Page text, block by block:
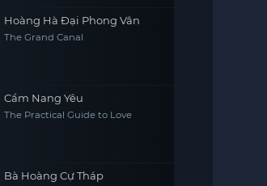
Cuộc Chiến Tương
Hoàng Hà Đại Phong Vân
The Grand Canal
Cẩm Nang Yêu
The Practical Guide to Love
Bà Hoàng Cự Tháp